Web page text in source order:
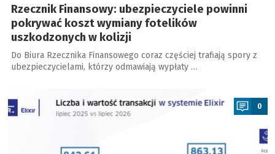
Rzecznik Finansowy: ubezpieczyciele powinni
pokrywać koszt wymiany fotelików
uszkodzonych w kolizji
Do Biura Rzecznika Finansowego coraz częściej trafiają spory z
ubezpieczycielami, którzy odmawiają wypłaty …
0